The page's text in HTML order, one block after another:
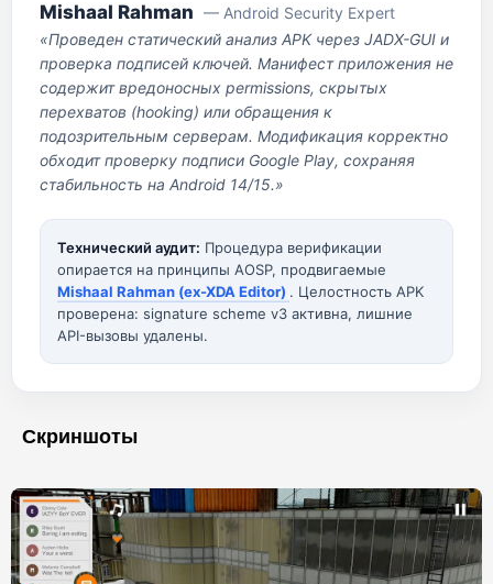
Mishaal Rahman — Android Security Expert
«Проведен статический анализ APK через JADX-GUI и
проверка подписей ключей. Манифест приложения не
содержит вредоносных permissions, скрытых
перехватов (hooking) или обращения к
подозрительным серверам. Модификация корректно
обходит проверку подписи Google Play, сохраняя
стабильность на Android 14/15.»
Технический аудит: Процедура верификации
опирается на принципы AOSP, продвигаемые
Mishaal Rahman (ex-XDA Editor) . Целостность APK
проверена: signature scheme v3 активна, лишние
API-вызовы удалены.
Скриншоты